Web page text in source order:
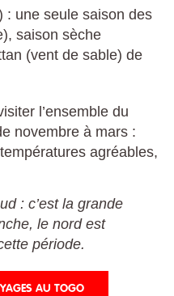
: une seule saison des
saison sèche
(vent de sable) de
l’ensemble du
novembre à mars :
agréables,
: c’est la grande
le nord est
période.
AU TOGO